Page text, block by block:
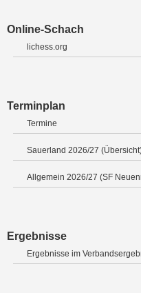
Online-Schach
lichess.org
Terminplan
Termine
Sauerland 2026/27
Allgemein 2026/27 (SF
Ergebnisse
Ergebnisse im